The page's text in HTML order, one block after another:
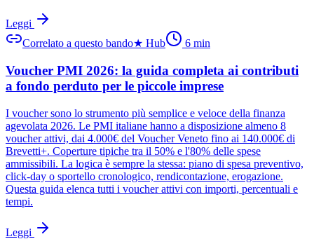
Leggi
Correlato a questo bando★ Hub 6 min
Voucher PMI 2026: la guida completa ai contributi
a fondo perduto per le piccole imprese
I voucher sono lo strumento più semplice e veloce della finanza
agevolata 2026. Le PMI italiane hanno a disposizione almeno 8
voucher attivi, dai 4.000€ del Voucher Veneto fino ai 140.000€ di
Brevetti+. Coperture tipiche tra il 50% e l'80% delle spese
ammissibili. La logica è sempre la stessa: piano di spesa preventivo,
click-day o sportello cronologico, rendicontazione, erogazione.
Questa guida elenca tutti i voucher attivi con importi, percentuali e
tempi.
Leggi